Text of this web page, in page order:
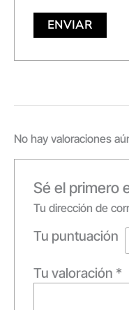
No hay valoraciones
Sé el primero
Tu dirección de
Tu puntuación
Tu valoración *